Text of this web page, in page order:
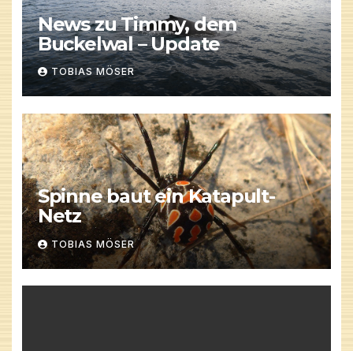
News zu Timmy, dem
Buckelwal – Update
TOBIAS MÖSER
Spinne baut ein Katapult-
Netz
TOBIAS MÖSER